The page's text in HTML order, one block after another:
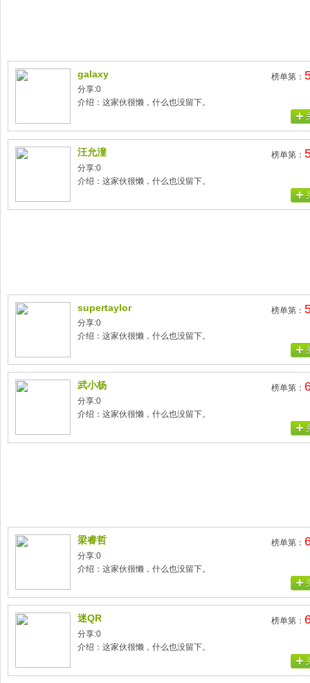
galaxy 榜单第：
分享:0
介绍：这家伙很懒，什么也没留下。
汪允潼 榜单第：
分享:0
介绍：这家伙很懒，什么也没留下。
supertaylor 榜单第：
分享:0
介绍：这家伙很懒，什么也没留下。
武小杨 榜单第：
分享:0
介绍：这家伙很懒，什么也没留下。
梁睿哲 榜单第：
分享:0
介绍：这家伙很懒，什么也没留下。
迷QR 榜单第：
分享:0
介绍：这家伙很懒，什么也没留下。